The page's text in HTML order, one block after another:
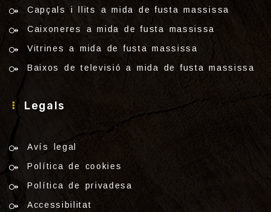
Capçals i llits a mida de fusta massissa
Caixoneres a mida de fusta massissa
Vitrines a mida de fusta massissa
Baixos de televisió a mida de fusta massissa
Legals
Avís legal
Política de cookies
Política de privadesa
Accessibilitat